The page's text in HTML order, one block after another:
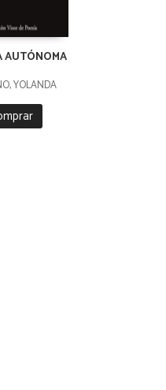
AUTÓNOMA
YOLANDA